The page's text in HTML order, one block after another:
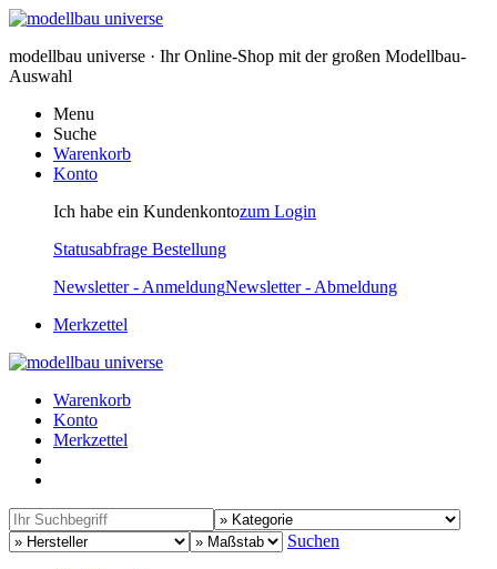
modellbau universe · Ihr Online-Shop mit der großen Modellbau-
Auswahl
Menu
Suche
Warenkorb
Konto
Ich habe ein Kundenkontozum Login
Statusabfrage Bestellung
Newsletter - AnmeldungNewsletter - Abmeldung
Merkzettel
Warenkorb
Konto
Merkzettel
Suchen